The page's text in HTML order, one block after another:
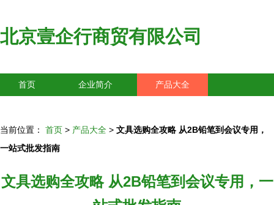
北京壹企行商贸有限公司
首页 企业简介 产品大全
当前位置： 首页 > 产品大全 > 文具选购全攻略 从2B铅笔到会议专用，
一站式批发指南
文具选购全攻略 从2B铅笔到会议专用，一